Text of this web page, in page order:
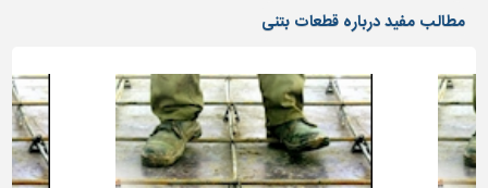
مطالب مفید درباره قطعات بتنی